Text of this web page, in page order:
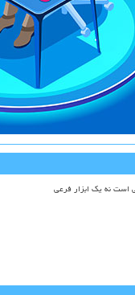
است نه یک ابزار فرعی